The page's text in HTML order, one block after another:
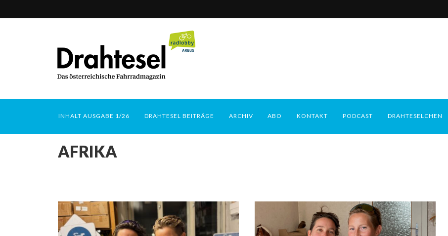
INHALT AUSGABE 1/26 DRAHTESEL BEITRÄGE ARCHIV ABO KONTAKT PODCAST DRAHTESELCHEN
AFRIKA